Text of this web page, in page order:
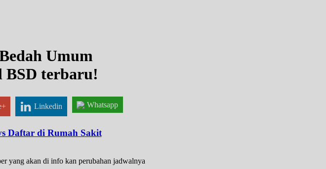
Umum
BSD terbaru!
Linkedin Whatsapp
Daftar di Rumah Sakit
yang akan di info kan perubahan jadwalnya